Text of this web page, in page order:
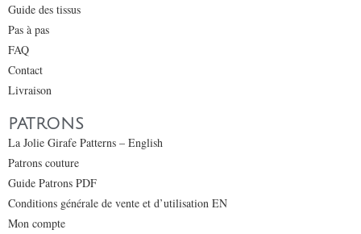
Guide des tissus
Pas à pas
FAQ
Contact
Livraison
PATRONS
La Jolie Girafe Patterns – English
Patrons couture
Guide Patrons PDF
Conditions générale de vente et d’utilisation EN
Mon compte